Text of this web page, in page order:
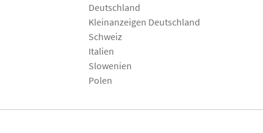
Deutschland
Kleinanzeigen Deutschland
Schweiz
Italien
Slowenien
Polen